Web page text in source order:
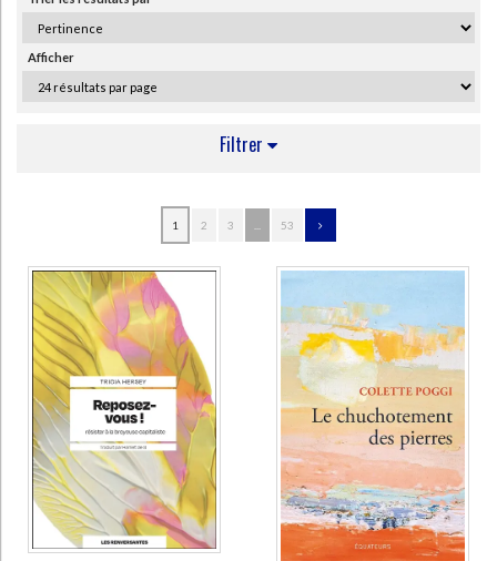
Bibliothèque de la Pléiade
Ecologie - Environnement
Histoire - Généralités
Danse
Afficher
Filtrer
Midal, Fabrice (18)
Osho (17)
Gibran, Khalil (14)
Krishnamurti, Jiddu (13)
Ricard, Matthieu (13)
Grün, Anselm (11)
Delmas, Anne (10)
SUPPORT
1 2 3 53